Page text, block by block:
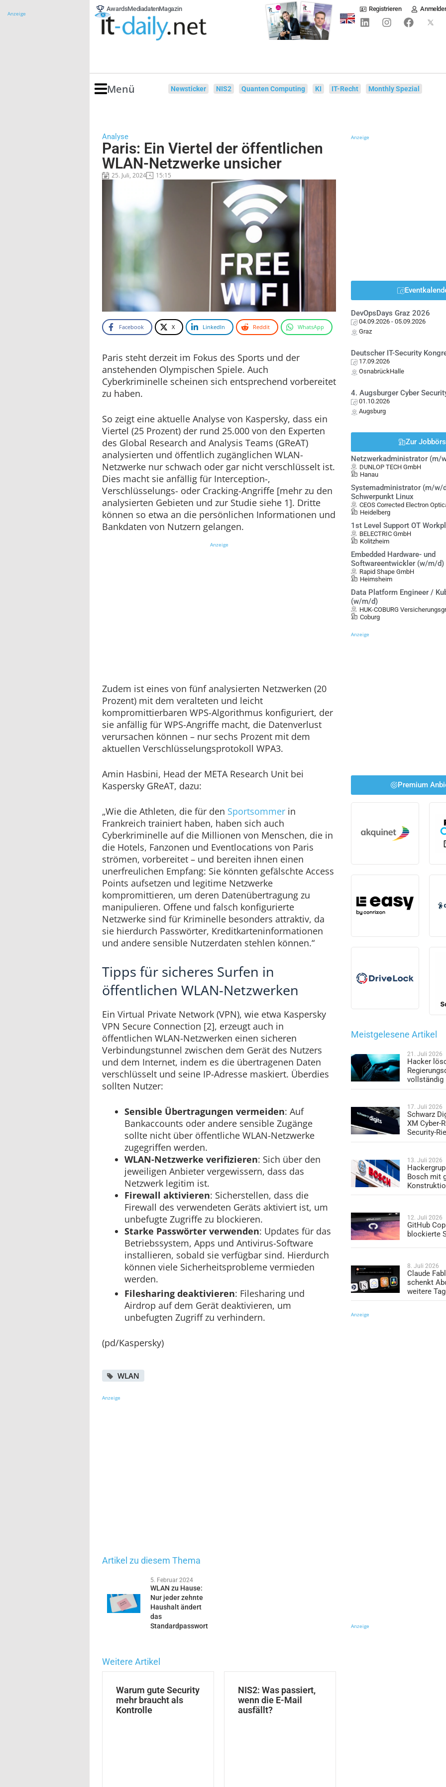
Anzeige
AwardsMediadatenMagazin Registrieren
Menü Newsticker NIS2 Quanten Computing KI IT-Recht Monthly Spezial
Analyse
Paris: Ein Viertel der öffentlichen
WLAN-Netzwerke unsicher
25. Juli, 2024 15:15
Facebook X LinkedIn Reddit WhatsApp
Paris steht derzeit im Fokus des Sports und der
anstehenden Olympischen Spiele. Auch
Cyberkriminelle scheinen sich entsprechend vorbereitet
zu haben.
So zeigt eine aktuelle Analyse von Kaspersky, dass ein
Viertel (25 Prozent) der rund 25.000 von den Experten
des Global Research and Analysis Teams (GReAT)
analysierten und öffentlich zugänglichen WLAN-
Netzwerke nur schwach oder gar nicht verschlüsselt ist.
Dies macht sie anfällig für Interception-,
Verschlüsselungs- oder Cracking-Angriffe [mehr zu den
analysierten Gebieten und zur Studie siehe 1]. Dritte
können so etwa an die persönlichen Informationen und
Bankdaten von Nutzern gelangen.
Anzeige
Zudem ist eines von fünf analysierten Netzwerken (20
Prozent) mit dem veralteten und leicht
kompromittierbaren WPS-Algorithmus konfiguriert, der
sie anfällig für WPS-Angriffe macht, die Datenverlust
verursachen können – nur sechs Prozent mit dem
aktuellen Verschlüsselungsprotokoll WPA3.
Amin Hasbini, Head der META Research Unit bei
Kaspersky GReAT, dazu:
„Wie die Athleten, die für den Sportsommer in
Frankreich trainiert haben, haben sich auch
Cyberkriminelle auf die Millionen von Menschen, die in
die Hotels, Fanzonen und Eventlocations von Paris
strömen, vorbereitet – und bereiten ihnen einen
unerfreulichen Empfang: Sie könnten gefälschte Access
Points aufsetzen und legitime Netzwerke
kompromittieren, um deren Datenübertragung zu
manipulieren. Offene und falsch konfigurierte
Netzwerke sind für Kriminelle besonders attraktiv, da
sie hierdurch Passwörter, Kreditkarteninformationen
und andere sensible Nutzerdaten stehlen können.“
Tipps für sicheres Surfen in
öffentlichen WLAN-Netzwerken
Ein Virtual Private Network (VPN), wie etwa Kaspersky
VPN Secure Connection [2], erzeugt auch in
öffentlichen WLAN-Netzwerken einen sicheren
Verbindungstunnel zwischen dem Gerät des Nutzers
und dem Internet, indem es die übertragenen Daten
verschlüsselt und seine IP-Adresse maskiert. Überdies
sollten Nutzer:
Sensible Übertragungen vermeiden: Auf
Bankaccounts oder andere sensible Zugänge
sollte nicht über öffentliche WLAN-Netzwerke
zugegriffen werden.
WLAN-Netzwerke verifizieren: Sich über den
jeweiligen Anbieter vergewissern, dass das
Netzwerk legitim ist.
Firewall aktivieren: Sicherstellen, dass die
Firewall des verwendeten Geräts aktiviert ist, um
unbefugte Zugriffe zu blockieren.
Starke Passwörter verwenden: Updates für das
Betriebssystem, Apps und Antivirus-Software
installieren, sobald sie verfügbar sind. Hierdurch
können viele Sicherheitsprobleme vermieden
werden.
Filesharing deaktivieren: Filesharing und
Airdrop auf dem Gerät deaktivieren, um
unbefugten Zugriff zu verhindern.
(pd/Kaspersky)
WLAN
Anzeige
Artikel zu diesem Thema
5. Februar 2024
WLAN zu Hause:
Nur jeder zehnte
Haushalt ändert
das
Standardpasswort
Weitere Artikel
Warum gute Security
mehr braucht als
Kontrolle
NIS2: Was passiert,
wenn die E-Mail
ausfällt?
Anzeige
DevOpsDays Graz 2026
04.09.2026 - 05.09.2026
Graz
Deutscher IT-Security
17.09.2026
OsnabrückHalle
4. Augsburger Cyber
01.10.2026
Augsburg
Zur
Netzwerkadministrator (m/
DUNLOP TECH GmbH
Hanau
Systemadministrator (m/w/
Schwerpunkt Linux
CEOS Corrected Electron
Heidelberg
1st Level Support OT
BELECTRIC GmbH
Kolitzheim
Embedded Hardware- und
Softwareentwickler (w/m/d)
Rapid Shape GmbH
Heimsheim
Data Platform Engineer /
(w/m/d)
HUK-COBURG
Coburg
Anzeige
Premium
Meistgelesene Artikel
21. Juli 2026
Hacker
vollständig
17. Juli 2026
Schwarz
XM Cyber-
Security-
13. Juli 2026
Bosch mit
12. Juli 2026
GitHub
blockierte
8. Juli 2026
Claude
schenkt
weitere
Anzeige
Anzeige